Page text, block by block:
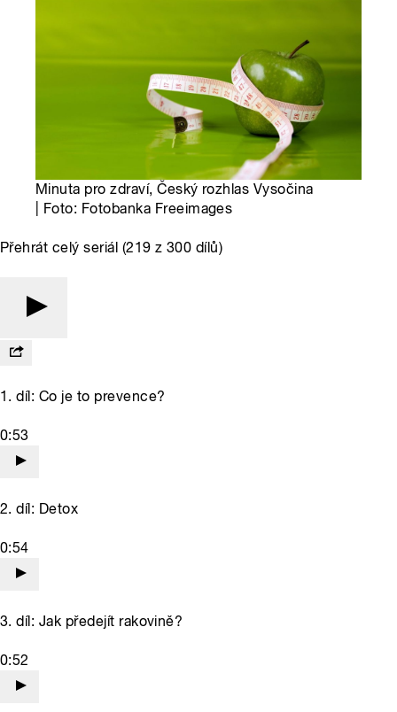
Minuta pro zdraví, Český rozhlas Vysočina
| Foto: Fotobanka Freeimages
Přehrát celý seriál (219 z 300 dílů)
1. díl: Co je to prevence?
0:53
2. díl: Detox
0:54
3. díl: Jak předejít rakovině?
0:52